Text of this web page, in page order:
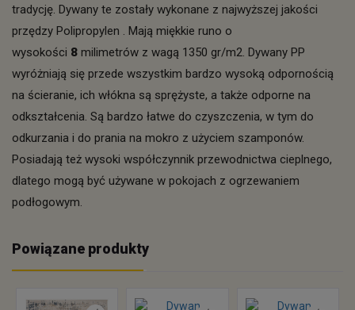
tradycję. Dywany te zostały wykonane z najwyższej jakości
przędzy Polipropylen . Mają miękkie runo o
wysokości 8 milimetrów z wagą 1350 gr/m2. Dywany PP
wyróżniają się przede wszystkim bardzo wysoką odpornością
na ścieranie, ich włókna są sprężyste, a także odporne na
odkształcenia. Są bardzo łatwe do czyszczenia, w tym do
odkurzania i do prania na mokro z użyciem szamponów.
Posiadają też wysoki współczynnik przewodnictwa cieplnego,
dlatego mogą być używane w pokojach z ogrzewaniem
podłogowym.
Powiązane produkty